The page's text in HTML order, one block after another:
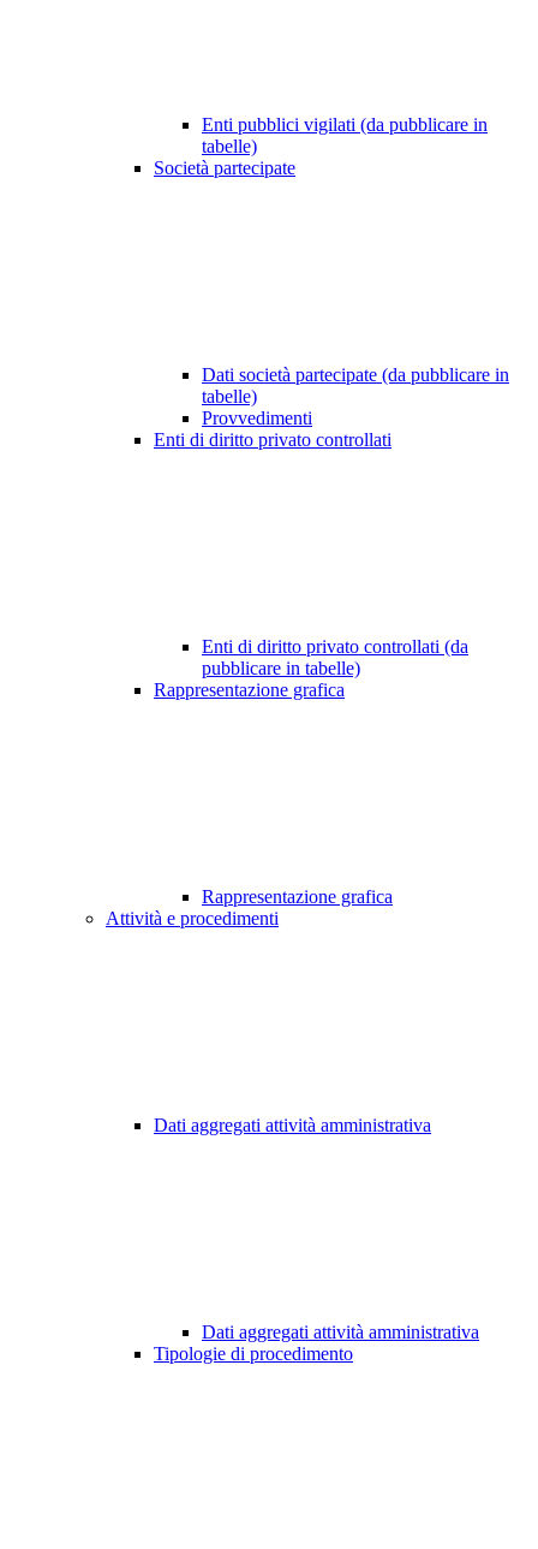
Enti pubblici vigilati (da pubblicare in
tabelle)
Società partecipate
Dati società partecipate (da pubblicare in
tabelle)
Provvedimenti
Enti di diritto privato controllati
Enti di diritto privato controllati (da
pubblicare in tabelle)
Rappresentazione grafica
Rappresentazione grafica
Attività e procedimenti
Dati aggregati attività amministrativa
Dati aggregati attività amministrativa
Tipologie di procedimento